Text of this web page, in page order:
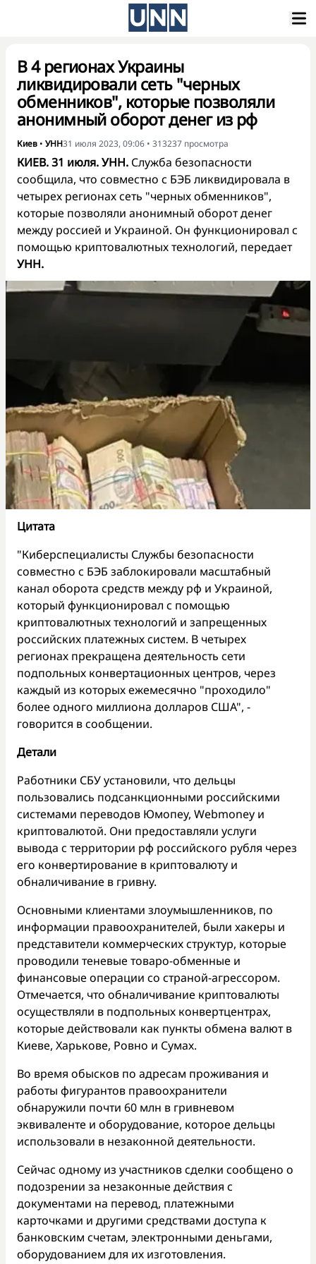
В 4 регионах Украины
ликвидировали сеть "черных
обменников", которые позволяли
анонимный оборот денег из рф
Киев • УНН31 июля 2023, 09:06 • 313237 просмотра
КИЕВ. 31 июля. УНН. Служба безопасности
сообщила, что совместно с БЭБ ликвидировала в
четырех регионах сеть "черных обменников",
которые позволяли анонимный оборот денег
между россией и Украиной. Он функционировал с
помощью криптовалютных технологий, передает
УНН.
Цитата
"Киберспециалисты Службы безопасности
совместно с БЭБ заблокировали масштабный
канал оборота средств между рф и Украиной,
который функционировал с помощью
криптовалютных технологий и запрещенных
российских платежных систем. В четырех
регионах прекращена деятельность сети
подпольных конвертационных центров, через
каждый из которых ежемесячно "проходило"
более одного миллиона долларов США", -
говорится в сообщении.
Детали
Работники СБУ установили, что дельцы
пользовались подсанкционными российскими
системами переводов Юмопеу, Webmoney и
криптовалютой. Они предоставляли услуги
вывода с территории рф российского рубля через
его конвертирование в криптовалюту и
обналичивание в гривну.
Основными клиентами злоумышленников, по
информации правоохранителей, были хакеры и
представители коммерческих структур, которые
проводили теневые товаро-обменные и
финансовые операции со страной-агрессором.
Отмечается, что обналичивание криптовалюты
осуществляли в подпольных конвертцентрах,
которые действовали как пункты обмена валют в
Киеве, Харькове, Ровно и Сумах.
Во время обысков по адресам проживания и
работы фигурантов правоохранители
обнаружили почти 60 млн в гривневом
эквиваленте и оборудование, которое дельцы
использовали в незаконной деятельности.
Сейчас одному из участников сделки сообщено о
подозрении за незаконные действия с
документами на перевод, платежными
карточками и другими средствами доступа к
банковским счетам, электронными деньгами,
оборудованием для их изготовления.